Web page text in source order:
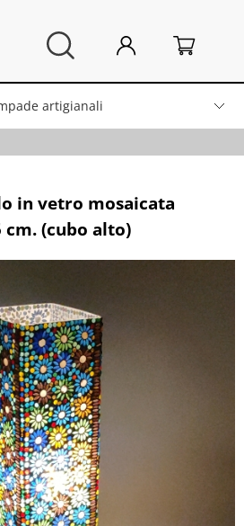
>cubo alto
artigianali
alimentari
Arredo Casa
in vetro mosaicata
(cubo alto)